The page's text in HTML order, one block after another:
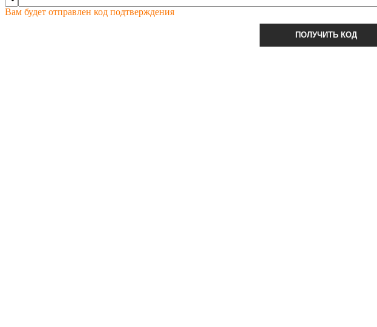
Вам будет отправлен код подтверждения
ПОЛУЧИТЬ КОД